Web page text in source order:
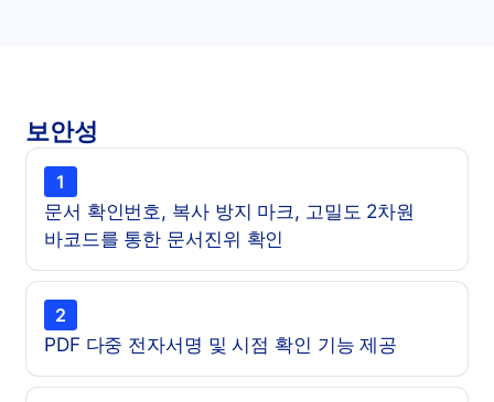
보안성
1
문서 확인번호, 복사 방지 마크, 고밀도 2차원
바코드를 통한 문서진위 확인
2
PDF 다중 전자서명 및 시점 확인 기능 제공